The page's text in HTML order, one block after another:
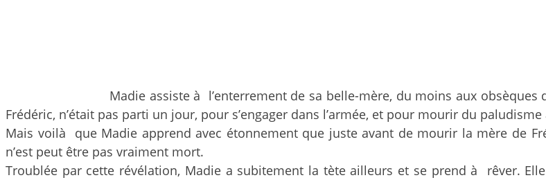
Madie assiste à l’enterrement de sa belle-mère, du moins aux
Frédéric, n’était pas parti un jour, pour s’engager dans l’armée, et pour mourir du
Mais voilà que Madie apprend avec étonnement que juste avant de mourir la mère de
n’est peut être pas vraiment mort.
Troublée par cette révélation, Madie a subitement la tète ailleurs et se prend à rêver.